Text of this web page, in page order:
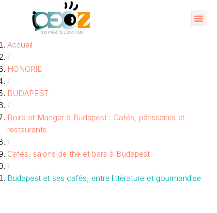
contenu
Accueil
/
HONGRIE
/
BUDAPEST
/
Boire et Manger à Budapest : Cafés, pâtisseries et
restaurants
/
Cafés, salons de thé et bars à Budapest
/
Budapest et ses cafés, entre littérature et gourmandise